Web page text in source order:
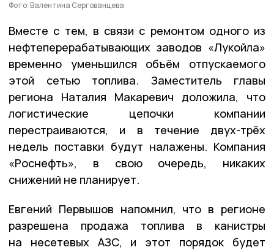
Фото: Валентина Сергованцева
Вместе с тем, в связи с ремонтом одного из
нефтеперерабатывающих заводов «Лукойла»
временно уменьшился объём отпускаемого
этой сетью топлива. Заместитель главы
региона Наталия Макаревич доложила, что
логистические цепочки компании
перестраиваются, и в течение двух-трёх
недель поставки будут налажены. Компания
«Роснефть», в свою очередь, никаких
снижений не планирует.
Евгений Первышов напомнил, что в регионе
разрешена продажа топлива в канистры
на несетевых АЗС, и этот порядок будет